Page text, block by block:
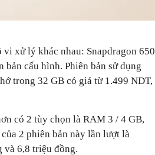
xử lý khác nhau: Snapdragon 650
bản cấu hình. Phiên bản sử dụng
trong 32 GB có giá từ 1.499 NDT,
có 2 tùy chọn là RAM 3 / 4 GB,
2 phiên bản này lần lượt là
và 6,8 triệu đồng.